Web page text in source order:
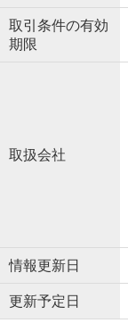
取引条件の有効
期限
取扱会社
情報更新日
更新予定日